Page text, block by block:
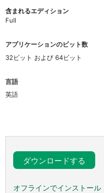
含まれるエディション
Full
アプリケーションのビット数
32ビット および 64ビット
言語
英語
ダウンロードする
オフラインでインストール